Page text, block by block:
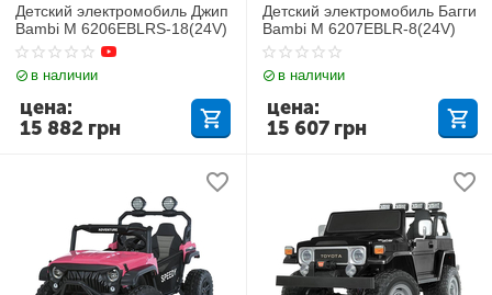
Детский электромобиль Джип
Bambi M 6206EBLRS-18(24V)
в наличии
15 882 грн
цена:
Детский электромобиль Багги
Bambi M 6207EBLR-8(24V)
в наличии
15 607 грн
цена: